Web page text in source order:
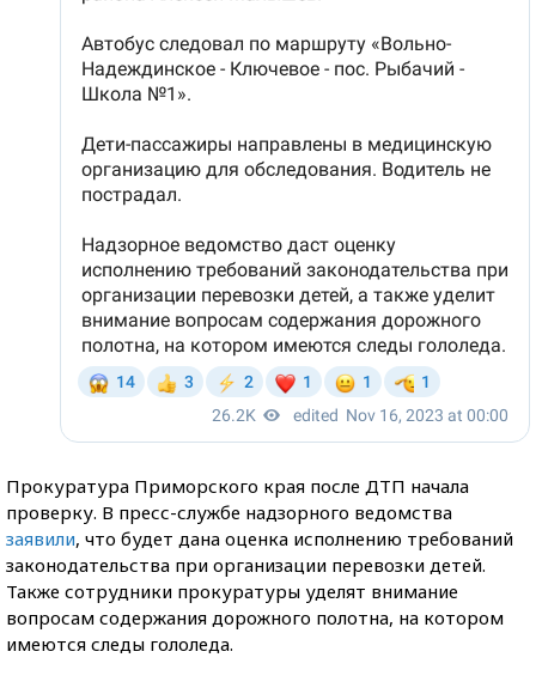
Прокуратура Приморского края после ДТП начала
проверку. В пресс-службе надзорного ведомства
заявили, что будет дана оценка исполнению требований
законодательства при организации перевозки детей.
Также сотрудники прокуратуры уделят внимание
вопросам содержания дорожного полотна, на котором
имеются следы гололеда.